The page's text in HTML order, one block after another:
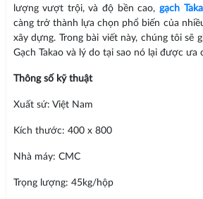
lượng vượt trội, và độ bền cao, gạch
càng trở thành lựa chọn phổ biến của
xây dựng. Trong bài viết này, chúng tôi sẽ
Gạch Takao và lý do tại sao nó lại được ưa
Thông số kỹ thuật
Xuất sứ: Việt Nam
Kích thước: 400 x 800
Nhà máy: CMC
Trọng lượng: 45kg/hộp